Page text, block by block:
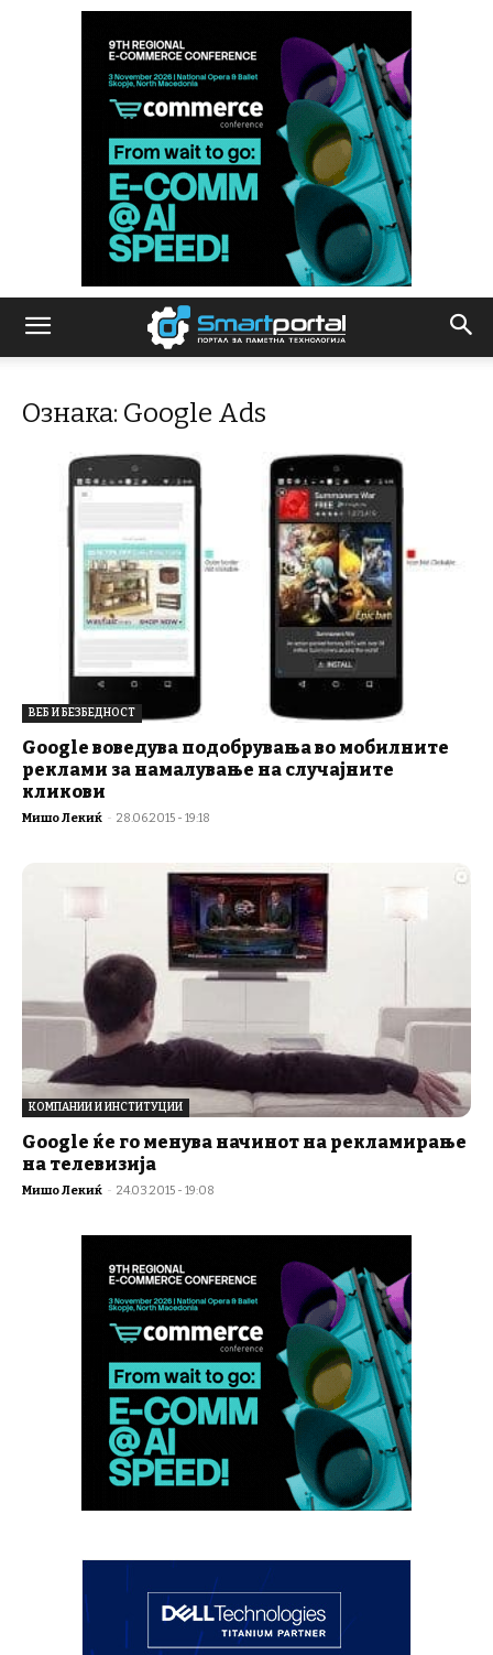
Ознака: Google Ads
ВЕБ И БЕЗБЕДНОСТ
Google воведува подобрувања во мобилните
реклами за намалување на случајните
кликови
Мишо Лекиќ - 28.06.2015 - 19:18
КОМПАНИИ И ИНСТИТУЦИИ
Google ќе го менува начинот на рекламирање
на телевизија
Мишо Лекиќ - 24.03.2015 - 19:08